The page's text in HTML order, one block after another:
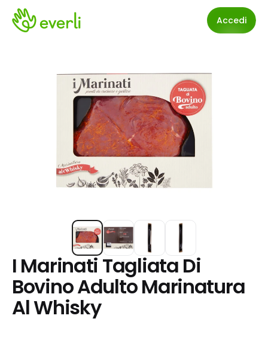
Accedi
I Marinati Tagliata Di
Bovino Adulto Marinatura
Al Whisky